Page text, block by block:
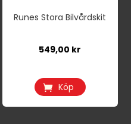
Runes Stora Bilvårdskit
549,00 kr
Köp